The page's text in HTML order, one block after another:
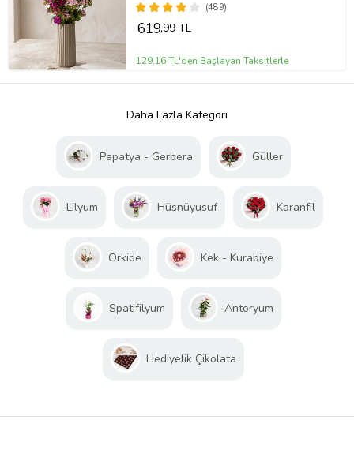
(489)
619,99 TL
129,16 TL'den Başlayan Taksitlerle
Daha Fazla Kategori
Papatya - Gerbera Güller
Lilyum Hüsnüyusuf Karanfil
Orkide Kek - Kurabiye
Spatifilyum Antoryum
Hediyelik Çikolata